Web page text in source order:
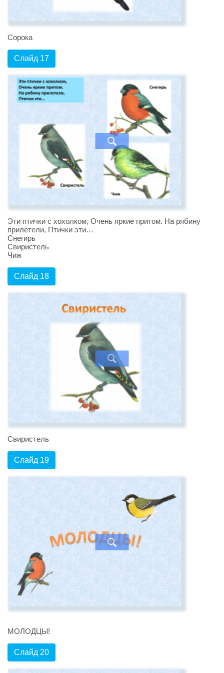
Сорока
Слайд 17
Эти птички с хохолком, Очень яркие притом. На рябину
прилетели, Птички эти…
Снегирь
Свиристель
Чиж
Слайд 18
Свиристель
Слайд 19
МОЛОДЦЫ!
Слайд 20